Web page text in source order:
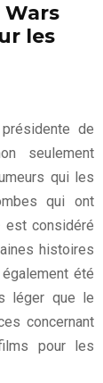
les
de
seulement
qui les
qui ont
est considéré
histoires
été
léger que le
concernant
pour les